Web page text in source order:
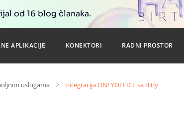
od 16 blog članaka.
APLIKACIJE KONEKTORI RADNI PROSTOR
uslugama Integracija ONLYOFFICE sa Bitly